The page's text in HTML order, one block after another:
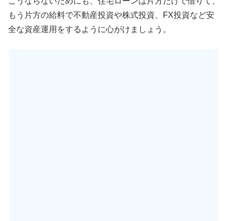
もう片方の給料で不動産投資や株式投資、FX投資など安
全な資産運用をするように心がけましょう。